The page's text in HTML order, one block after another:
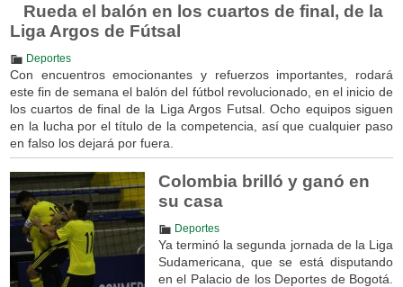
Rueda el balón en los cuartos de final, de la
Liga Argos de Fútsal
Deportes
Con encuentros emocionantes y refuerzos importantes, rodará
este fin de semana el balón del fútbol revolucionado, en el inicio de
los cuartos de final de la Liga Argos Futsal. Ocho equipos siguen
en la lucha por el título de la competencia, así que cualquier paso
en falso los dejará por fuera.
Colombia brilló y ganó en
su casa
Deportes
Ya terminó la segunda jornada de la Liga
Sudamericana, que se está disputando
en el Palacio de los Deportes de Bogotá.